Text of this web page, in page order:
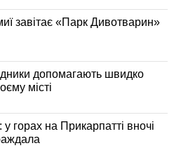
завітає «Парк Дивотварин»
допомагають швидко
місті
горах на Прикарпатті вночі